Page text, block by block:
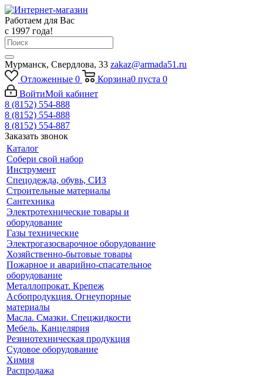
Работаем для Вас
с 1997 года!
Мурманск, Свердлова, 33 zakaz@armada51.ru
Отложенные 0 Корзина0 пуста 0
ВойтиМой кабинет
8 (8152) 554-888
8 (8152) 554-888
8 (8152) 554-887
Заказать звонок
Каталог
Собери свой набор
Инструмент
Спецодежда, обувь, СИЗ
Строительные материалы
Сантехника
Электротехнические товары и
оборудование
Газы технические
Электрогазосварочное оборудование
Хозяйственно-бытовые товары
Пожарное и аварийно-спасательное
оборудование
Металлопрокат. Крепеж
Асбопродукция. Огнеупорные
материалы
Масла. Смазки. Спецжидкости
Мебель. Канцелярия
Резинотехническая продукция
Судовое оборудование
Химия
Распродажа